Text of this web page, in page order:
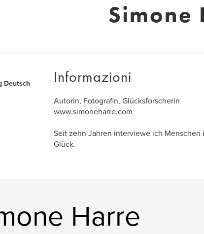
Simone
Deutsch
Informazioni
Autorin, Fotografin, Glücksforscherin
www.simoneharre.com
Seit zehn Jahren interviewe ich
Glück.
Harre